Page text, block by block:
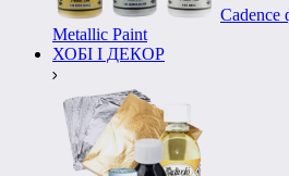
Cadence
Metallic Paint
ХОБІ І ДЕКОР